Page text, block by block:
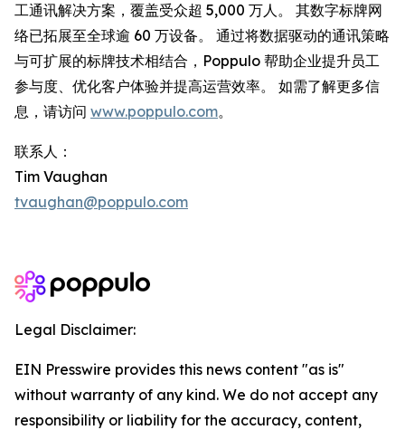
工通讯解决方案，覆盖受众超 5,000 万人。 其数字标牌网
络已拓展至全球逾 60 万设备。 通过将数据驱动的通讯策略
与可扩展的标牌技术相结合，Poppulo 帮助企业提升员工
参与度、优化客户体验并提高运营效率。 如需了解更多信
息，请访问 www.poppulo.com。
联系人：
Tim Vaughan
tvaughan@poppulo.com
Legal Disclaimer:
EIN Presswire provides this news content "as is"
without warranty of any kind. We do not accept any
responsibility or liability for the accuracy, content,